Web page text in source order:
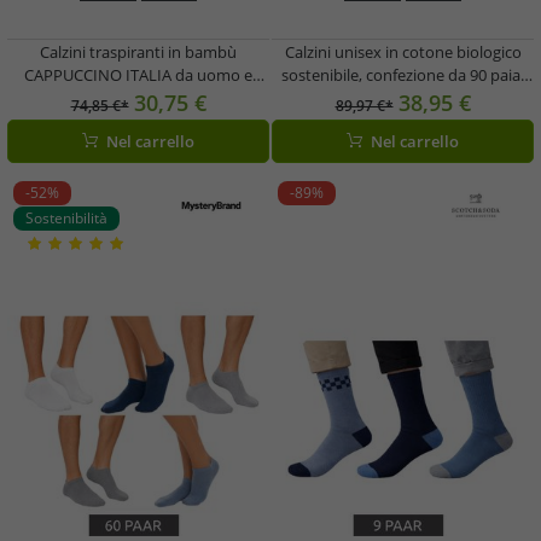
Calzini traspiranti in bambù
CAPPUCCINO ITALIA da uomo e
donna, 30 paia, per tutti i giorni,
casual, modello 11685, neri/blu
scuro/grigi
74,85 €* 30,75 €
Nel carrello
Calzini unisex in cotone biologico
sostenibile, confezione da 90 paia,
semplici calzini da ginnastica, calzini
corti, calze, grigio/bianco/grigio
chiaro/azzurro/blu scuro
89,97 €* 38,95 €
Nel carrello
-52%
Sostenibilità
-89%